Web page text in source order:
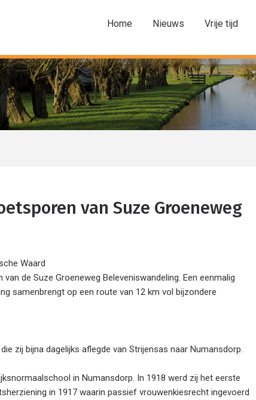
Home Nieuws Vrije tijd
van Suze Groeneweg
Waard
de Suze Groeneweg Beleveniswandeling. Een eenmalig
samenbrengt op een route van 12 km vol bijzondere
zij bijna dagelijks aflegde van Strijensas naar Numansdorp.
in Numansdorp. In 1918 werd zij het eerste
in 1917 waarin passief vrouwenkiesrecht ingevoerd